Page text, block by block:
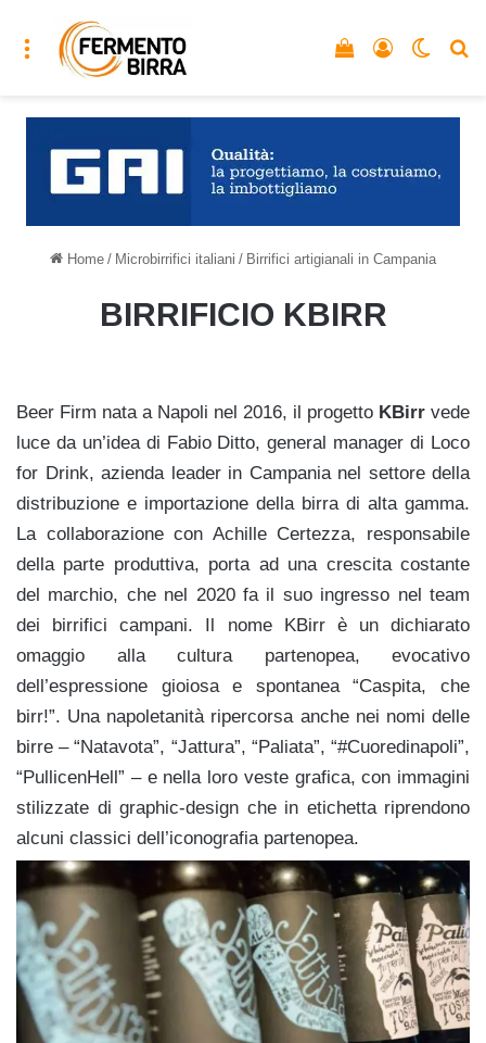
Menu Accedi
Vedi il carrello
Home / Microbirrifici italiani / Birrifici artigianali in Campania
BIRRIFICIO KBIRR
Beer Firm nata a Napoli nel 2016, il progetto KBirr vede
luce da un’idea di Fabio Ditto, general manager di Loco
for Drink, azienda leader in Campania nel settore della
distribuzione e importazione della birra di alta gamma.
La collaborazione con Achille Certezza, responsabile
della parte produttiva, porta ad una crescita costante
del marchio, che nel 2020 fa il suo ingresso nel team
dei birrifici campani. Il nome KBirr è un dichiarato
omaggio alla cultura partenopea, evocativo
dell’espressione gioiosa e spontanea “Caspita, che
birr!”. Una napoletanità ripercorsa anche nei nomi delle
birre – “Natavota”, “Jattura”, “Paliata”, “#Cuoredinapoli”,
“PullicenHell” – e nella loro veste grafica, con immagini
stilizzate di graphic-design che in etichetta riprendono
alcuni classici dell’iconografia partenopea.